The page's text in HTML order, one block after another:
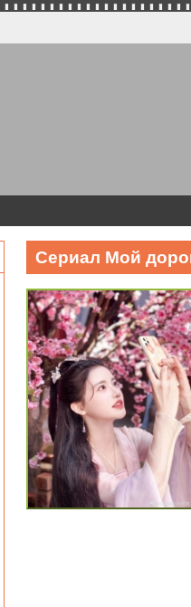
Сериал Мой